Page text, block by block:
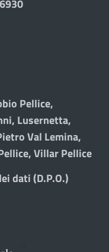
Pellice,
Lusernetta,
Val Lemina,
Villar Pellice
dati (D.P.O.)